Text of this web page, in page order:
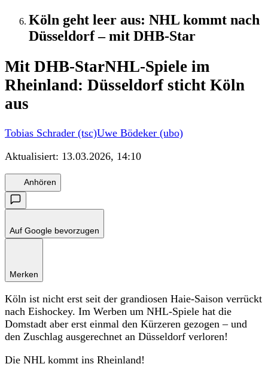
Köln geht leer aus: NHL kommt nach
Düsseldorf – mit DHB-Star
Mit DHB-StarNHL-Spiele im
Rheinland: Düsseldorf sticht Köln
aus
Tobias Schrader (tsc)Uwe Bödeker (ubo)
Aktualisiert: 13.03.2026, 14:10
Anhören
Auf Google bevorzugen
Merken
Köln ist nicht erst seit der grandiosen Haie-Saison verrückt
nach Eishockey. Im Werben um NHL-Spiele hat die
Domstadt aber erst einmal den Kürzeren gezogen – und
den Zuschlag ausgerechnet an Düsseldorf verloren!
Die NHL kommt ins Rheinland!